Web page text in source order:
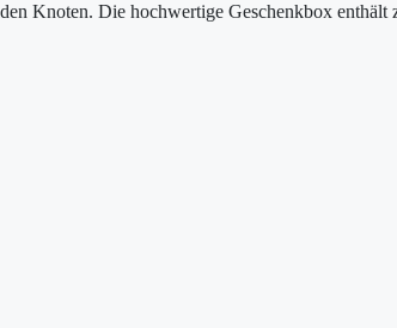
Knoten. Die hochwertige Geschenkbox